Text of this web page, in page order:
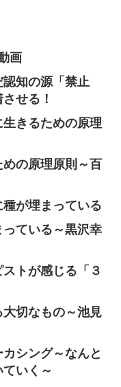
画
知の源「禁止
せる！
きるための原理
の原理原則～百
が埋まっている
ている～黒沢幸
トが感じる「３
切なもの～池見
シング～なんと
いく～